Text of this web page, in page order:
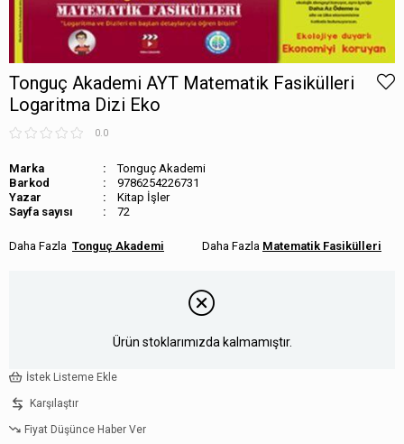
Tonguç Akademi AYT Matematik Fasikülleri
Logaritma Dizi Eko
0.0
Marka
Tonguç Akademi
Barkod
9786254226731
Kitap İşler
Sayfa sayısı
72
Tonguç Akademi Matematik Fasikülleri
Ürün stoklarımızda kalmamıştır.
İstek Listeme Ekle
Karşılaştır
Fiyat Düşünce Haber Ver